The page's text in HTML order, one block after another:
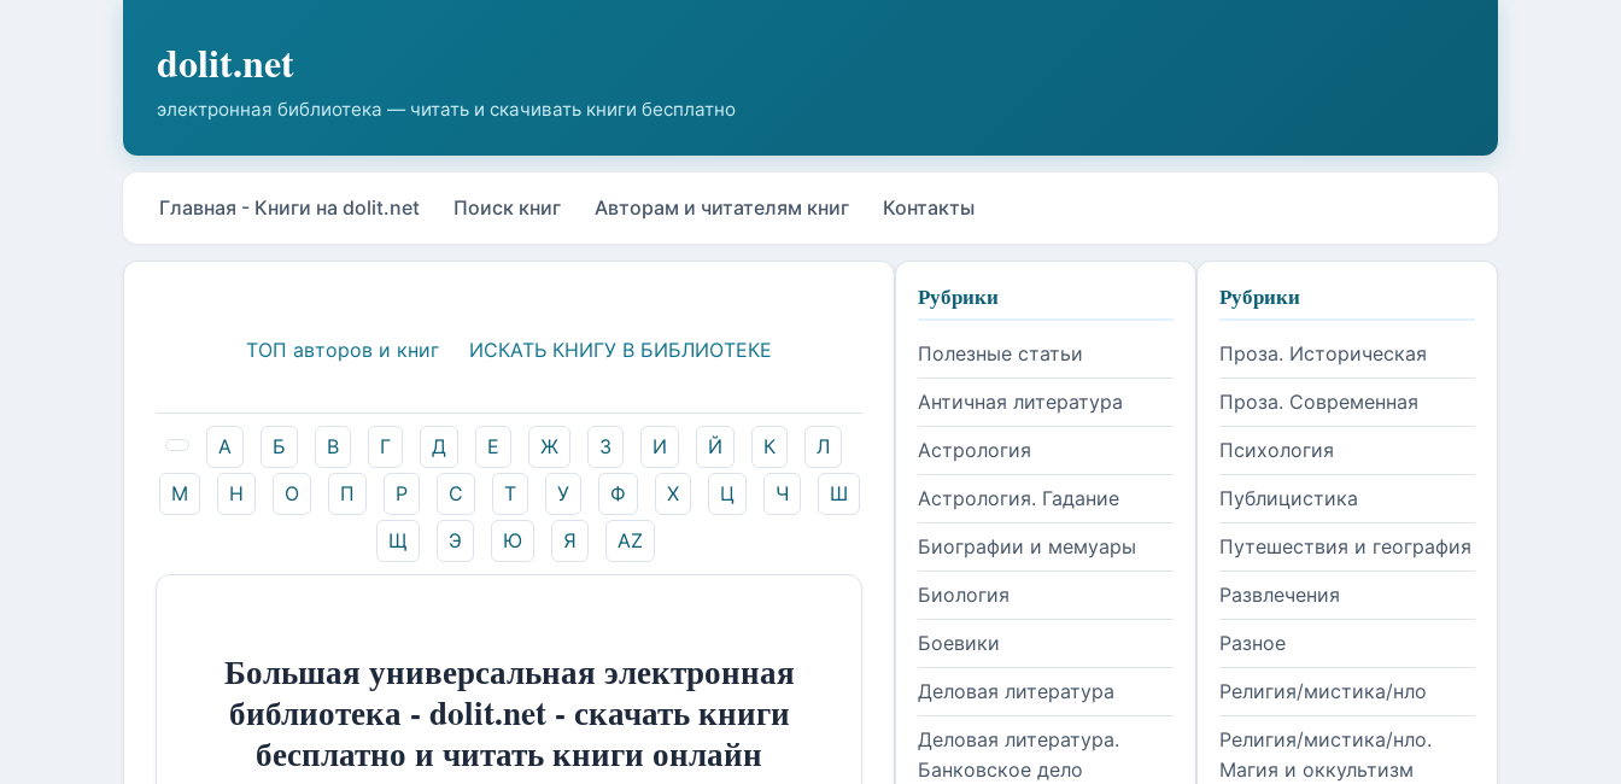
Главная - Книги на dolit.net Поиск книг Авторам и читателям книг Контакты
ТОП авторов и книг ИСКАТЬ КНИГУ В БИБЛИОТЕКЕ
А Б В Г Д Е Ж З И Й К
Л
М
Н О П Р С Т У Ф Х Ц Ч
Ш
Щ
Э Ю Я AZ
Большая универсальная электронная
библиотека - dolit.net - скачать книги
бесплатно и читать книги онлайн
Рубрики
Полезные статьи
Античная литература
Астрология
Астрология. Гадание
Биографии и мемуары
Биология
Боевики
Деловая литература
Деловая литература.
Банковское дело
Рубрики
Проза. Историческая
Проза. Современная
Психология
Публицистика
Путешествия и география
Развлечения
Разное
Религия/мистика/нло
Религия/мистика/нло.
Магия и оккультизм